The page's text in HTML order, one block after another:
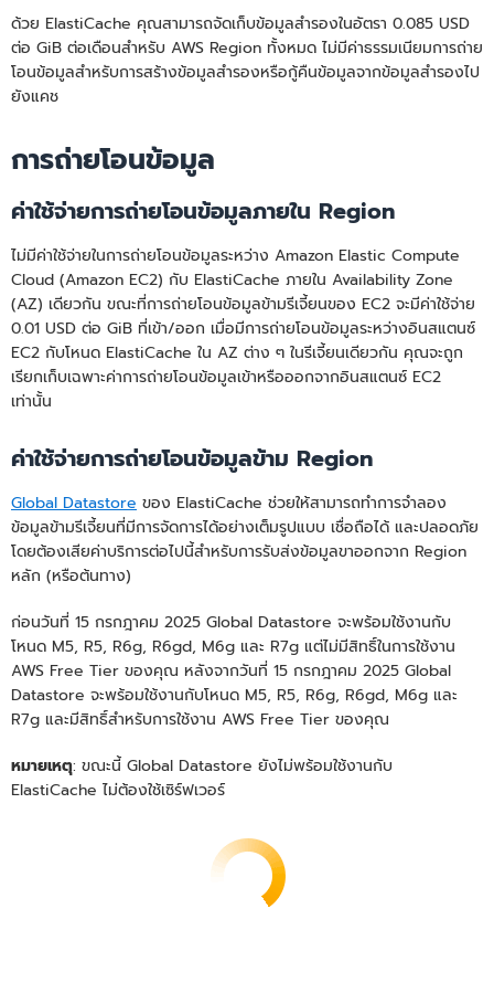
ด้วย ElastiCache คุณสามารถจัดเก็บข้อมูลสํารองในอัตรา 0.085 USD
ต่อ GiB ต่อเดือนสําหรับ AWS Region ทั้งหมด ไม่มีค่าธรรมเนียมการถ่าย
โอนข้อมูลสำหรับการสร้างข้อมูลสำรองหรือกู้คืนข้อมูลจากข้อมูลสำรองไป
ยังแคช
การถ่ายโอนข้อมูล
ค่าใช้จ่ายการถ่ายโอนข้อมูลภายใน Region
ไม่มีค่าใช้จ่ายในการถ่ายโอนข้อมูลระหว่าง Amazon Elastic Compute
Cloud (Amazon EC2) กับ ElastiCache ภายใน Availability Zone
(AZ) เดียวกัน ขณะที่การถ่ายโอนข้อมูลข้ามรีเจี้ยนของ EC2 จะมีค่าใช้จ่าย
0.01 USD ต่อ GiB ที่เข้า/ออก เมื่อมีการถ่ายโอนข้อมูลระหว่างอินสแตนซ์
EC2 กับโหนด ElastiCache ใน AZ ต่าง ๆ ในรีเจี้ยนเดียวกัน คุณจะถูก
เรียกเก็บเฉพาะค่าการถ่ายโอนข้อมูลเข้าหรือออกจากอินสแตนซ์ EC2
เท่านั้น
ค่าใช้จ่ายการถ่ายโอนข้อมูลข้าม Region
Global Datastore ของ ElastiCache ช่วยให้สามารถทำการจำลอง
ข้อมูลข้ามรีเจี้ยนที่มีการจัดการได้อย่างเต็มรูปแบบ เชื่อถือได้ และปลอดภัย
โดยต้องเสียค่าบริการต่อไปนี้สำหรับการรับส่งข้อมูลขาออกจาก Region
หลัก (หรือต้นทาง)
ก่อนวันที่ 15 กรกฎาคม 2025 Global Datastore จะพร้อมใช้งานกับ
โหนด M5, R5, R6g, R6gd, M6g และ R7g แต่ไม่มีสิทธิ์ในการใช้งาน
AWS Free Tier ของคุณ หลังจากวันที่ 15 กรกฎาคม 2025 Global
Datastore จะพร้อมใช้งานกับโหนด M5, R5, R6g, R6gd, M6g และ
R7g และมีสิทธิ์สำหรับการใช้งาน AWS Free Tier ของคุณ
หมายเหตุ: ขณะนี้ Global Datastore ยังไม่พร้อมใช้งานกับ
ElastiCache ไม่ต้องใช้เซิร์ฟเวอร์